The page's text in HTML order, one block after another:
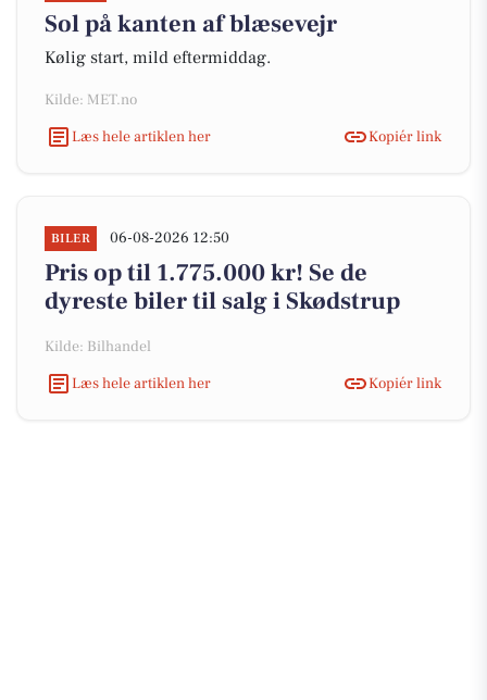
Sol på kanten af blæsevejr
Kølig start, mild eftermiddag.
Kilde: MET.no
Læs hele artiklen her
Kopiér link
BILER 06-08-2026 12:50
Pris op til 1.775.000 kr! Se de
dyreste biler til salg i Skødstrup
Kilde: Bilhandel
Læs hele artiklen her
Kopiér link